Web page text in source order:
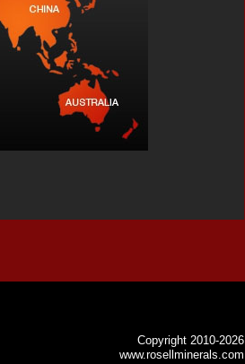
Copyright 2010-2026
www.rosellminerals.com